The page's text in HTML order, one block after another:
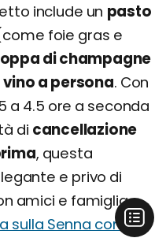
include un pasto
foie gras e
di champagne
a persona. Con
a 4.5 ore a seconda
di cancellazione
, questa
e privo di
amici e famiglia.
sulla Senna con